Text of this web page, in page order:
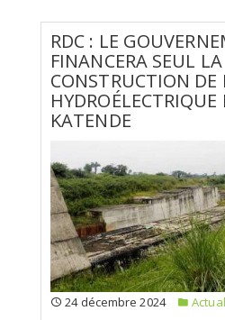
RDC : LE
FINANCERA SEUL LA
CONSTRUCTION DE
HYDROÉLECTRIQUE
KATENDE
24 décembre 2024